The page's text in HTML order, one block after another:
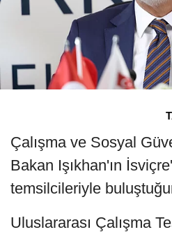
Çalışma ve Sosyal
Bakan Işıkhan'ın
temsilcileriyle
Uluslararası Çalışma